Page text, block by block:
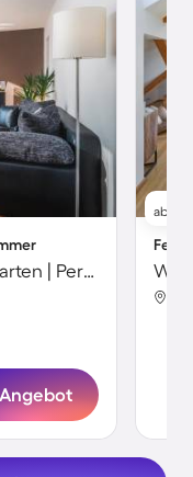
Wohnung mit Terrasse und Garten | Perfekt für die Arbeit von Zuhause
ab